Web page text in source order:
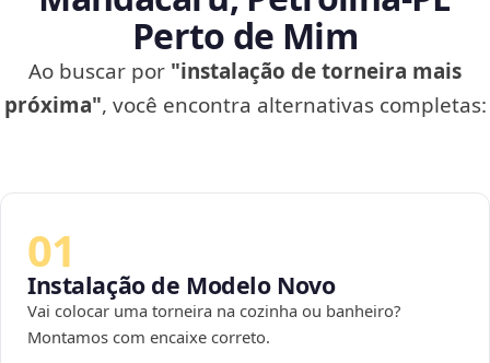
Perto de Mim
Ao buscar por "instalação de torneira mais
próxima", você encontra alternativas completas:
01
Instalação de Modelo Novo
Vai colocar uma torneira na cozinha ou banheiro?
Montamos com encaixe correto.